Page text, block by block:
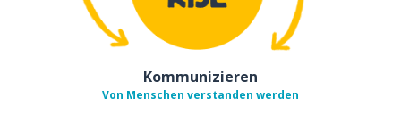
Kommunizieren
Von Menschen verstanden werden